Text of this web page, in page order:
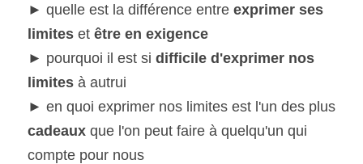
► quelle est la différence entre exprimer ses
limites et être en exigence
► pourquoi il est si difficile d'exprimer nos
limites à autrui
cadeaux que l'on peut faire à quelqu'un qui
compte pour nous